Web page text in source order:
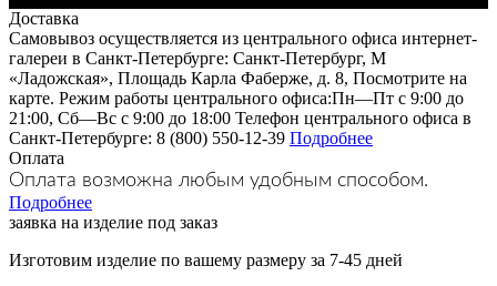
Доставка
Самовывоз осуществляется из центрального офиса интернет-
галереи в Санкт-Петербурге: Санкт-Петербург, М
«Ладожская», Площадь Карла Фаберже, д. 8, Посмотрите на
карте. Режим работы центрального офиса:Пн—Пт с 9:00 до
21:00, Сб—Вс с 9:00 до 18:00 Телефон центрального офиса в
Санкт-Петербурге: 8 (800) 550-12-39 Подробнее
Оплата
Оплата возможна любым удобным способом.
Подробнее
заявка на изделие под заказ
Изготовим изделие по вашему размеру за 7-45 дней